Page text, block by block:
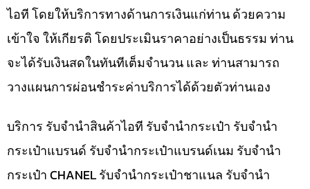
ไอที โดยให้บริการทางด้านการเงินแก่ท่าน ด้วยความ
เข้าใจ ให้เกียรติ โดยประเมินราคาอย่างเป็นธรรม ท่าน
จะได้รับเงินสดในทันทีเต็มจำนวน และ ท่านสามารถ
วางแผนการผ่อนชำระค่าบริการได้ด้วยตัวท่านเอง
บริการ รับจำนำสินค้าไอที รับจำนำกระเป๋า รับจำนำ
กระเป๋าแบรนด์ รับจำนำกระเป๋าแบรนด์เนม รับจำนำ
กระเป๋า CHANEL รับจำนำกระเป๋าชาแนล รับจำนำ